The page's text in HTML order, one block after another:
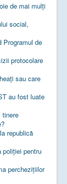
de mai mulți
social,
Programul de
protocolare
sau care
au fost luate
tinere
republică
poliției pentru
perchezițiilor